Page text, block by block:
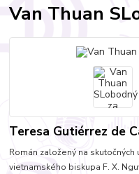
Van Thuan
Teresa Gutiérrez de
Román založený na
vietnamského biskupa F. X.